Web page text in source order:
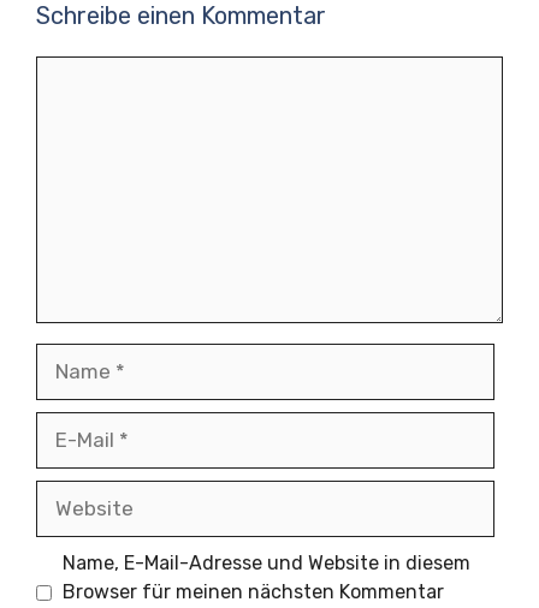
Schreibe einen Kommentar
Name, E-Mail-Adresse und Website in diesem
Browser für meinen nächsten Kommentar